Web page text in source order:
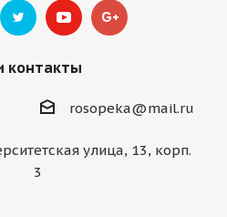
контакты
rosopeka@mail.ru
улица, 13, корп.
3